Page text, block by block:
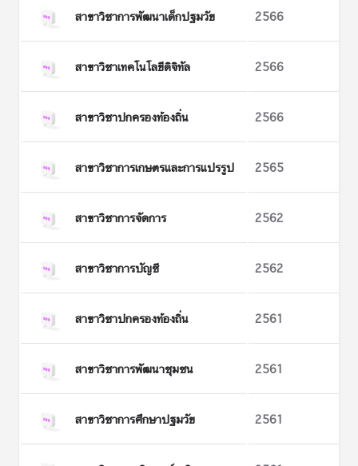
สาขาวิชาการพัฒนาเด็กปฐมวัย 2566
สาขาวิชาเทคโนโลยีดิจิทัล 2566
สาขาวิชาปกครองท้องถิ่น 2566
สาขาวิชาการเกษตรและการแปรรูป 2565
สาขาวิชาการจัดการ 2562
สาขาวิชาการบัญชี 2562
สาขาวิชาปกครองท้องถิ่น 2561
สาขาวิชาการพัฒนาชุมชน 2561
สาขาวิชาการศึกษาปฐมวัย 2561